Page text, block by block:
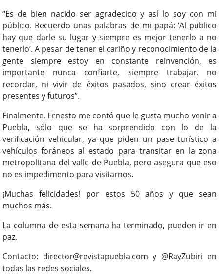
“Es de bien nacido ser agradecido y así lo soy con mi
público. Recuerdo unas palabras de mi papá: ‘Al público
hay que darle su lugar y siempre es mejor tenerlo a no
tenerlo’. A pesar de tener el cariño y reconocimiento de la
gente siempre estoy en constante reinvención, es
importante nunca confiarte, siempre trabajar, no
recordar, ni vivir de éxitos pasados, sino crear éxitos
presentes y futuros”.
Finalmente, Ernesto me contó que le gusta mucho venir a
Puebla, sólo que se ha sorprendido con lo de la
verificación vehicular, ya que piden un pase turístico a
vehículos foráneos al estado para transitar en la zona
metropolitana del valle de Puebla, pero asegura que eso
no es impedimento para visitarnos.
¡Muchas felicidades! por estos 50 años y que sean
muchos más.
La columna de esta semana ha terminado, pueden ir en
paz.
Contacto: director@revistapuebla.com y @RayZubiri en
todas las redes sociales.